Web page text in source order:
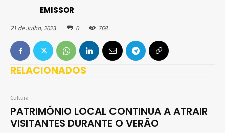
EMISSOR
21 de Julho, 2023 0 768
RELACIONADOS
Cultura
PATRIMÓNIO LOCAL CONTINUA A ATRAIR
VISITANTES DURANTE O VERÃO